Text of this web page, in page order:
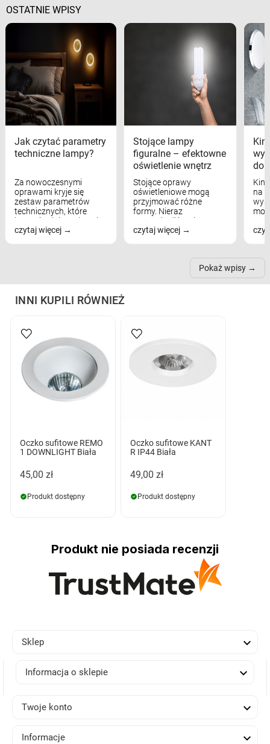
OSTATNIE WPISY
Jak czytać parametry
techniczne lampy?
Za nowoczesnymi
oprawami kryje się
zestaw parametrów
technicznych, które
bezpośrednio wpływają
na komfort widzenia,
czytaj więcej
Stojące lampy
figuralne – efektowne
oświetlenie wnętrz
Stojące oprawy
oświetleniowe mogą
przyjmować różne
formy. Nieraz
wspominaliśmy już
modele na łukowych
nich może przydać się w
czytaj więcej
na
Pokaż wpisy
INNI KUPILI RÓWNIEŻ
Oczko sufitowe REMO
1 DOWNLIGHT Biała
45,00 zł
Produkt dostępny
Oczko sufitowe KANT
R IP44 Biała
49,00 zł
Produkt dostępny
Produkt nie posiada recenzji
Sklep 
Informacja o sklepie 
Twoje konto 
Informacje 